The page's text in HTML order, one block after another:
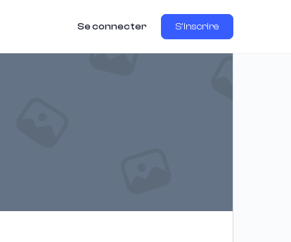
Se connecter S'inscrire